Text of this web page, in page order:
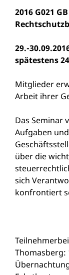
2016 G021
29.-
spätestens
Mitglieder
Arbeit ihrer
Das Seminar
Aufgaben
über die
sich
konfrontiert
Thomasberg: